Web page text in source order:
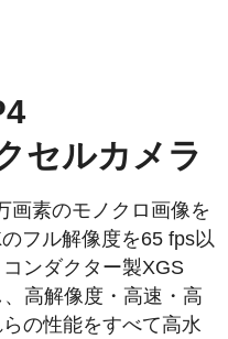
セルカメラ
画素のモノクロ画像を
フル解像度を65 fps以
ンダクター製XGS
高解像度・高速・高
の性能をすべて高水